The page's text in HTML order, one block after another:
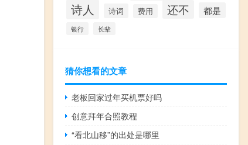
诗人 诗词 费用 还不 都是
银行 长辈
猜你想看的文章
老板回家过年买机票好吗
创意拜年合照教程
“看北山移”的出处是哪里